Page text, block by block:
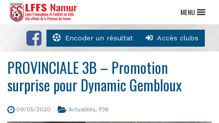
Encoder un résultat Accès clubs
MENU
PROVINCIALE 3B – Promotion
surprise pour Dynamic Gembloux
09/05/2020 Actualités, P3B